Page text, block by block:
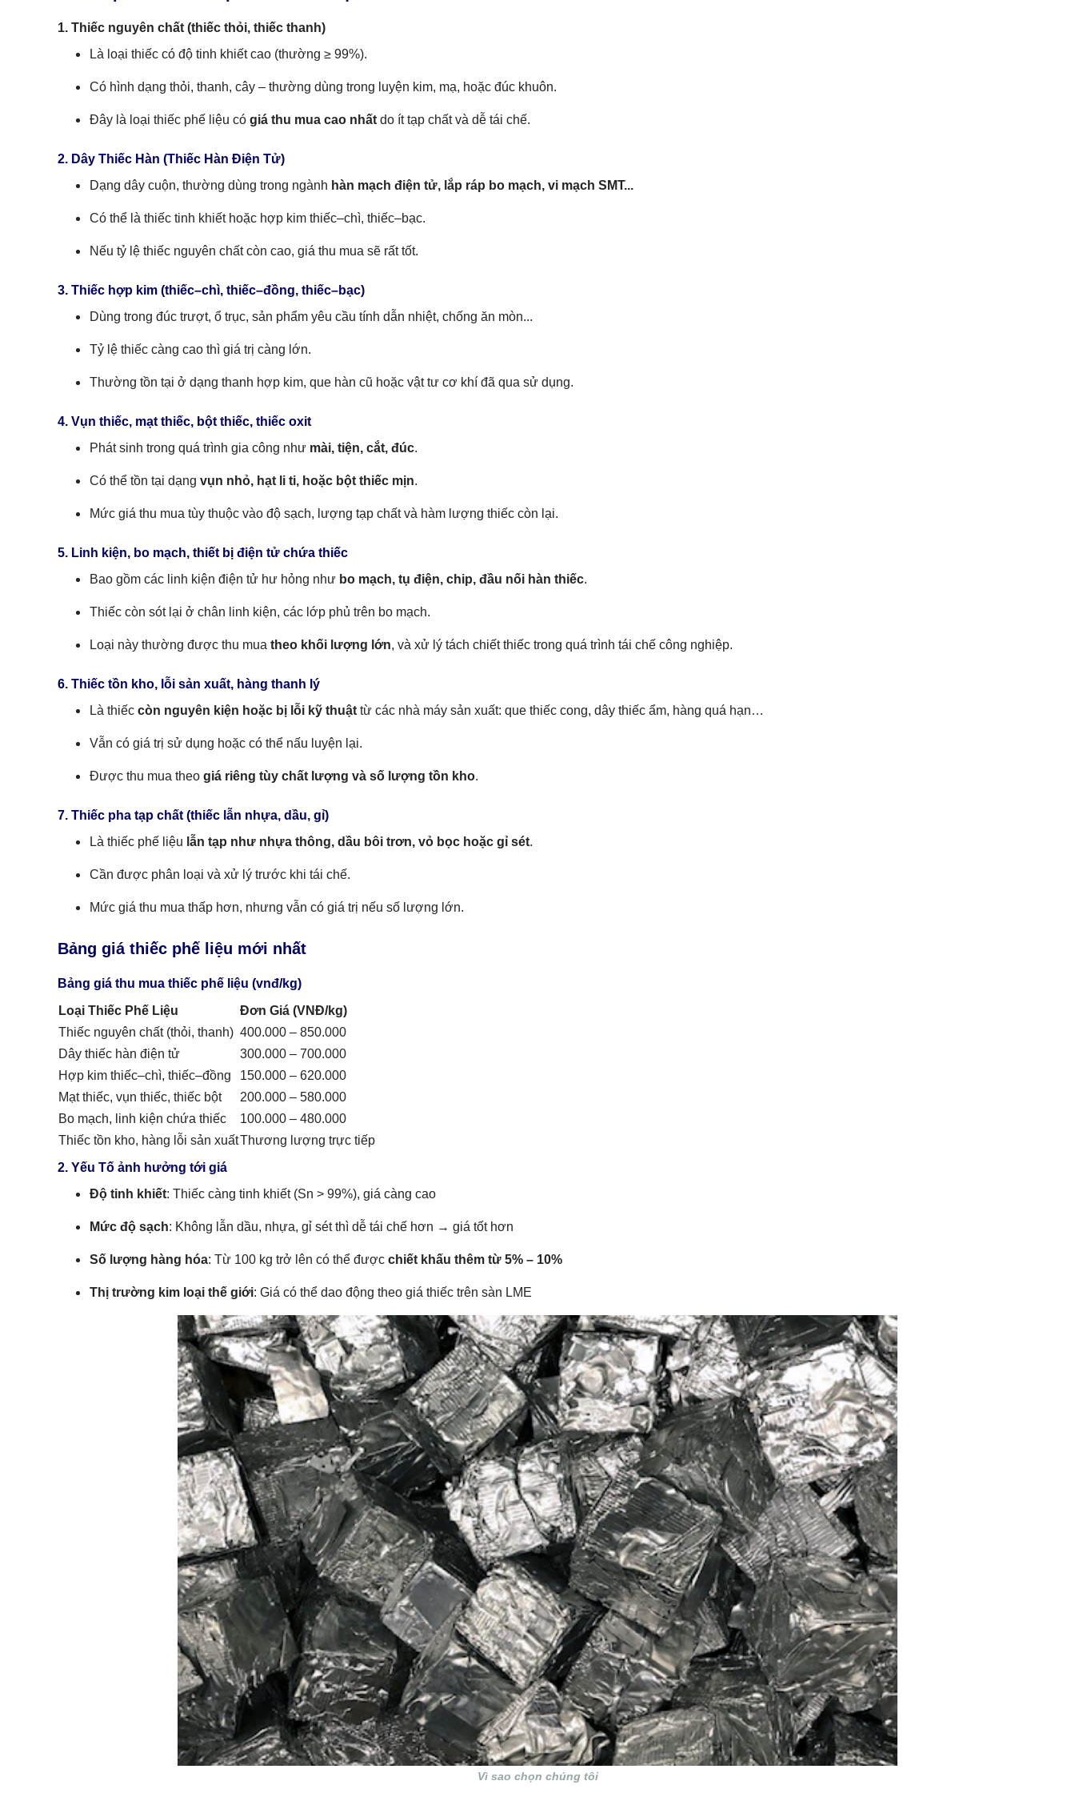
1. Thiếc nguyên chất (thiếc thỏi, thiếc thanh)
Là loại thiếc có độ tinh khiết cao (thường ≥ 99%).
Có hình dạng thỏi, thanh, cây – thường dùng trong luyện kim, mạ, hoặc đúc khuôn.
Đây là loại thiếc phế liệu có giá thu mua cao nhất do ít tạp chất và dễ tái chế.
2. Dây Thiếc Hàn (Thiếc Hàn Điện Tử)
Dạng dây cuộn, thường dùng trong ngành hàn mạch điện tử, lắp ráp bo mạch, vi mạch SMT...
Có thể là thiếc tinh khiết hoặc hợp kim thiếc–chì, thiếc–bạc.
Nếu tỷ lệ thiếc nguyên chất còn cao, giá thu mua sẽ rất tốt.
3. Thiếc hợp kim (thiếc–chì, thiếc–đồng, thiếc–bạc)
Dùng trong đúc trượt, ổ trục, sản phẩm yêu cầu tính dẫn nhiệt, chống ăn mòn...
Tỷ lệ thiếc càng cao thì giá trị càng lớn.
Thường tồn tại ở dạng thanh hợp kim, que hàn cũ hoặc vật tư cơ khí đã qua sử dụng.
4. Vụn thiếc, mạt thiếc, bột thiếc, thiếc oxit
Phát sinh trong quá trình gia công như mài, tiện, cắt, đúc.
Có thể tồn tại dạng vụn nhỏ, hạt li ti, hoặc bột thiếc mịn.
Mức giá thu mua tùy thuộc vào độ sạch, lượng tạp chất và hàm lượng thiếc còn lại.
5. Linh kiện, bo mạch, thiết bị điện tử chứa thiếc
Bao gồm các linh kiện điện tử hư hỏng như bo mạch, tụ điện, chip, đầu nối hàn thiếc.
Thiếc còn sót lại ở chân linh kiện, các lớp phủ trên bo mạch.
Loại này thường được thu mua theo khối lượng lớn, và xử lý tách chiết thiếc trong quá trình tái chế công nghiệp.
6. Thiếc tồn kho, lỗi sản xuất, hàng thanh lý
Là thiếc còn nguyên kiện hoặc bị lỗi kỹ thuật từ các nhà máy sản xuất: que thiếc cong, dây thiếc ẩm, hàng quá hạn…
Vẫn có giá trị sử dụng hoặc có thể nấu luyện lại.
Được thu mua theo giá riêng tùy chất lượng và số lượng tồn kho.
7. Thiếc pha tạp chất (thiếc lẫn nhựa, dầu, gỉ)
Là thiếc phế liệu lẫn tạp như nhựa thông, dầu bôi trơn, vỏ bọc hoặc gỉ sét.
Cần được phân loại và xử lý trước khi tái chế.
Mức giá thu mua thấp hơn, nhưng vẫn có giá trị nếu số lượng lớn.
Bảng giá thiếc phế liệu mới nhất
Bảng giá thu mua thiếc phế liệu (vnđ/kg)
Loại Thiếc Phế Liệu
Đơn Giá (VNĐ/kg)
Thiếc nguyên chất (thỏi, thanh) 400.000 – 850.000
Dây thiếc hàn điện tử
300.000 – 700.000
Hợp kim thiếc–chì, thiếc–đồng
150.000 – 620.000
Mạt thiếc, vụn thiếc, thiếc bột
200.000 – 580.000
Bo mạch, linh kiện chứa thiếc
100.000 – 480.000
Thiếc tồn kho, hàng lỗi sản xuấtThương lượng trực tiếp
2. Yếu Tố ảnh hưởng tới giá
Độ tinh khiết: Thiếc càng tinh khiết (Sn > 99%), giá càng cao
Mức độ sạch: Không lẫn dầu, nhựa, gỉ sét thì dễ tái chế hơn → giá tốt hơn
Số lượng hàng hóa: Từ 100 kg trở lên có thể được chiết khấu thêm từ 5% – 10%
Thị trường kim loại thế giới: Giá có thể dao động theo giá thiếc trên sàn LME
Vì sao chọn chúng tôi